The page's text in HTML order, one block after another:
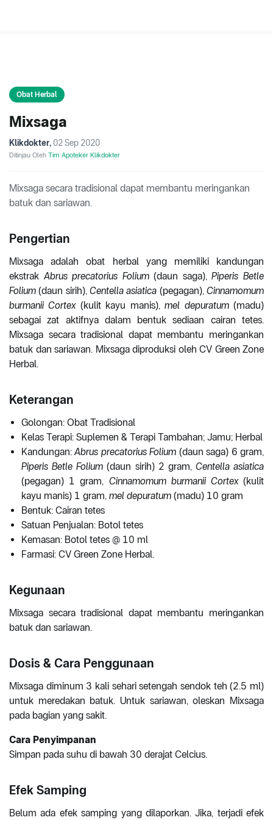
Obat Herbal
Mixsaga
Klikdokter, 02 Sep 2020
Ditinjau Oleh Tim Apoteker Klikdokter
Mixsaga secara tradisional dapat membantu meringankan
batuk dan sariawan.
Pengertian
Mixsaga adalah obat herbal yang memiliki kandungan
ekstrak Abrus precatorius Folium(daun saga),Piperis Betle
Folium (daun sirih), Centella asiatica (pegagan),Cinnamomum
burmanii Cortex(kulit kayu manis),mel depuratum(madu)
sebagai zat aktifnya dalam bentuk sediaan cairan tetes.
Mixsaga secara tradisional dapat membantu meringankan
batuk dan sariawan. Mixsaga diproduksi oleh CV Green Zone
Herbal.
Keterangan
Golongan: Obat Tradisional
Kelas Terapi: Suplemen & Terapi Tambahan; Jamu; Herbal
Kandungan:Abrus precatorius Folium (daun saga) 6 gram,
Piperis Betle Folium (daun sirih) 2 gram, Centella asiatica
(pegagan) 1 gram, Cinnamomum burmanii Cortex(kulit
kayu manis) 1 gram, mel depuratum (madu) 10 gram
Bentuk: Cairan tetes
Satuan Penjualan: Botol tetes
Kemasan: Botol tetes @ 10 ml
Farmasi: CV Green Zone Herbal.
Kegunaan
Mixsaga secara tradisional dapat membantu meringankan
batuk dan sariawan.
Dosis & Cara Penggunaan
Mixsaga diminum 3 kali sehari setengah sendok teh (2.5 ml)
untuk meredakan batuk. Untuk sariawan, oleskan Mixsaga
pada bagian yang sakit.
Cara Penyimpanan
Simpan pada suhu di bawah 30 derajat Celcius.
Efek Samping
Belum ada efek samping yang dilaporkan. Jika, terjadi efek